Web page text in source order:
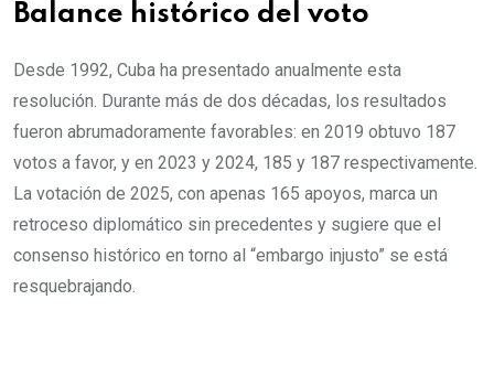
Balance histórico del voto
Desde 1992, Cuba ha presentado anualmente esta
resolución. Durante más de dos décadas, los resultados
fueron abrumadoramente favorables: en 2019 obtuvo 187
votos a favor, y en 2023 y 2024, 185 y 187 respectivamente.
La votación de 2025, con apenas 165 apoyos, marca un
retroceso diplomático sin precedentes y sugiere que el
consenso histórico en torno al “embargo injusto” se está
resquebrajando.